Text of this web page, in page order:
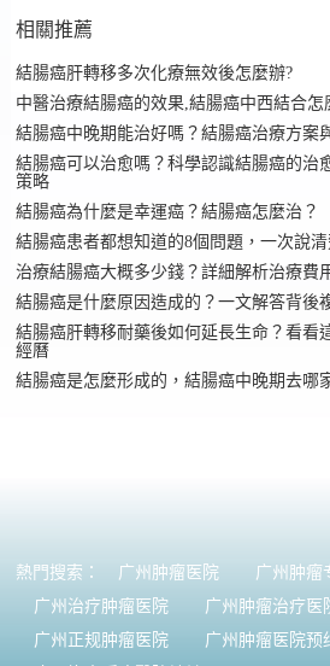
相關推薦
結腸癌肝轉移多次化療無效後怎麼辦?
中醫治療結腸癌的效果,結腸癌中西結合怎
結腸癌中晚期能治好嗎？結腸癌治療方案
結腸癌可以治愈嗎？科學認識結腸癌的治
策略
結腸癌為什麼是幸運癌？結腸癌怎麼治？
結腸癌患者都想知道的8個問題，一次說清
治療結腸癌大概多少錢？詳細解析治療費
結腸癌是什麼原因造成的？一文解答背後
結腸癌肝轉移耐藥後如何延長生命？看看
經曆
結腸癌是怎麼形成的，結腸癌中晚期去哪
熱門搜索： 广州肿瘤医院
广州肿瘤
广州治疗肿瘤医院
广州肿瘤治疗医
广州正规肿瘤医院
广州肿瘤医院预